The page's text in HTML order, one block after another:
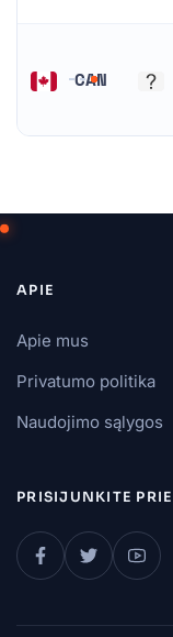
CAN
APIE
Apie mus
Privatumo politika
Naudojimo sąlygos
PRISIJUNKITE